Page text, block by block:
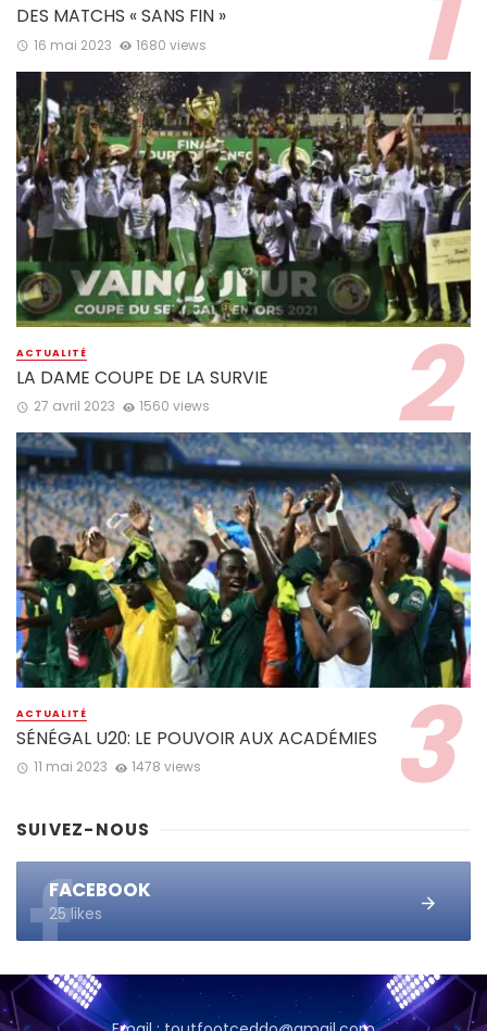
DES MATCHS « SANS FIN »
16 mai 2023 1680 views
ACTUALITÉ
LA DAME COUPE DE LA SURVIE
27 avril 2023 1560 views
ACTUALITÉ
SÉNÉGAL U20: LE POUVOIR AUX ACADÉMIES
11 mai 2023 1478 views
SUIVEZ-NOUS
FACEBOOK
25 likes